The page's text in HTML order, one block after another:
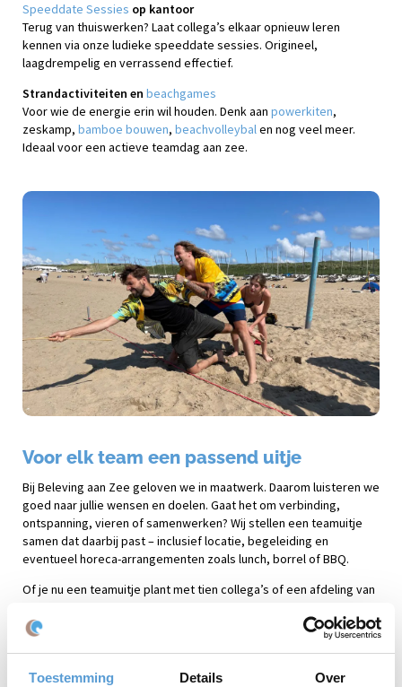
Toestemming Details Over
Speeddate Sessies op kantoor
Terug van thuiswerken? Laat collega’s elkaar opnieuw leren
kennen via onze ludieke speeddate sessies. Origineel,
laagdrempelig en verrassend effectief.
Strandactiviteiten en beachgames
Voor wie de energie erin wil houden. Denk aan powerkiten,
zeskamp, bamboe bouwen, beachvolleybalen nog veel meer.
Ideaal voor een actieve teamdag aan zee.
Voor elk team een passend uitje
Bij Beleving aan Zee geloven we in maatwerk. Daarom luisteren we
goed naar jullie wensen en doelen. Gaat het om verbinding,
ontspanning, vieren of samenwerken? Wij stellen een teamuitje
samen dat daarbij past – inclusief locatie, begeleiding en
eventueel horeca-arrangementen zoals lunch, borrel of BBQ.
Of je nu een teamuitje plant met tien collega’s of een afdeling van
goed georganiseerde dag.
Slecht weer? Geen probleem
Dankzij ons brede aanbod aan indoor activiteiten is een plan B